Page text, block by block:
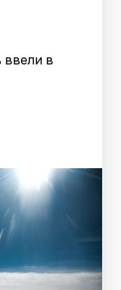
ввели в